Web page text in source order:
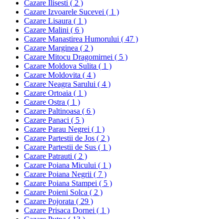
Cazare Ilisesti ( 2 )
Cazare Izvoarele Sucevei ( 1 )
Cazare Lisaura ( 1 )
Cazare Malini ( 6 )
Cazare Manastirea Humorului ( 47 )
Cazare Marginea ( 2 )
Cazare Mitocu Dragomirnei ( 5 )
Cazare Moldova Sulita ( 1 )
Cazare Moldovita ( 4 )
Cazare Neagra Sarului ( 4 )
Cazare Ortoaia ( 1 )
Cazare Ostra ( 1 )
Cazare Paltinoasa ( 6 )
Cazare Panaci ( 5 )
Cazare Parau Negrei ( 1 )
Cazare Partestii de Jos ( 2 )
Cazare Partestii de Sus ( 1 )
Cazare Patrauti ( 2 )
Cazare Poiana Micului ( 1 )
Cazare Poiana Negrii ( 7 )
Cazare Poiana Stampei ( 5 )
Cazare Poieni Solca ( 2 )
Cazare Pojorata ( 29 )
Cazare Prisaca Dornei ( 1 )